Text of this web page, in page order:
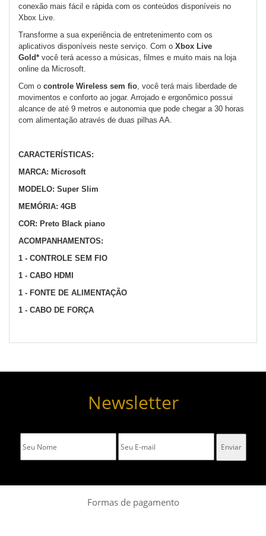
conexão mais fácil e rápida com os conteúdos disponíveis no
Xbox Live.
Transforme a sua experiência de entretenimento com os
aplicativos disponíveis neste serviço. Com o Xbox Live
Gold* você terá acesso a músicas, filmes e muito mais na loja
online da Microsoft.
Com o controle Wireless sem fio, você terá mais liberdade de
movimentos e conforto ao jogar. Arrojado e ergonômico possui
alcance de até 9 metros e autonomia que pode chegar a 30 horas
com alimentação através de duas pilhas AA.
CARACTERÍSTICAS:
MARCA: Microsoft
MODELO: Super Slim
MEMÓRIA: 4GB
COR: Preto Black piano
ACOMPANHAMENTOS:
1 - CONTROLE SEM FIO
1 - CABO HDMI
1 - FONTE DE ALIMENTAÇÃO
1 - CABO DE FORÇA
Newsletter
Formas de pagamento